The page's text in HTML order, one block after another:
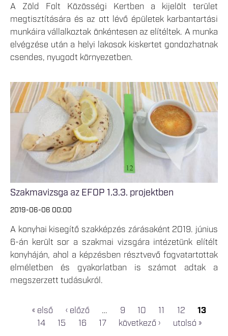
A Zöld Folt Közösségi Kertben a kijelölt terület
megtisztítására és az ott lévő épületek karbantartási
munkáira vállalkoztak önkéntesen az elítéltek. A munka
elvégzése után a helyi lakosok kiskertet gondozhatnak
csendes, nyugodt környezetben.
Szakmavizsga az EFOP 1.3.3. projektben
2019-06-06 00:00
A konyhai kisegítő szakképzés zárásaként 2019. június
6-án került sor a szakmai vizsgára intézetünk elítélt
konyháján, ahol a képzésben résztvevő fogvatartottak
elméletben és gyakorlatban is számot adtak a
megszerzett tudásukról.
OLDALAK
« első ‹ előző … 9 10 11 12
13
14
15 16 17 következő › utolsó »